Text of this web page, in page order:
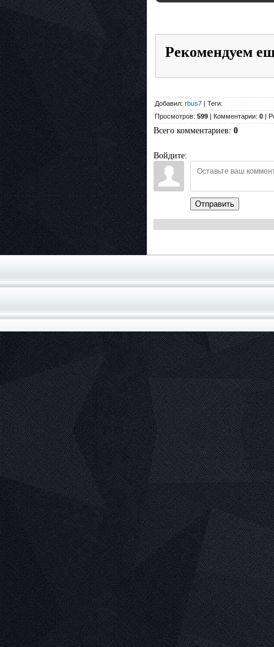
Рекомендуем
Добавил: rbus7 | Теги:
Просмотров: 599 | Комментарии: 0 |
Всего комментариев: 0
Войдите:
Отправить